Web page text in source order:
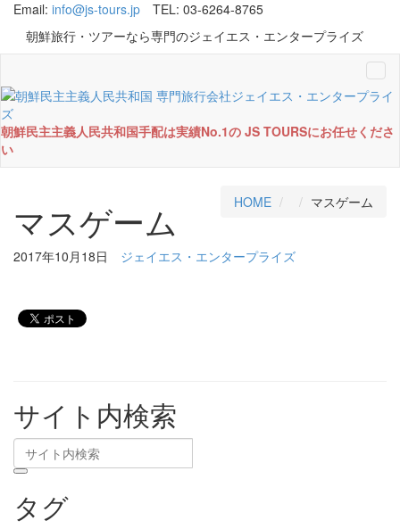
Email: info@js-tours.jp
TEL: 03-6264-8765
朝鮮旅行・ツアーなら専門のジェイエス・エンタープライズ
朝鮮民主主義人民共和国手配は実績No.1の JS TOURSにお任せくださ
い
マスゲーム HOME マスゲーム
2017年10月18日 ジェイエス・エンタープライズ
サイト内検索
タグ